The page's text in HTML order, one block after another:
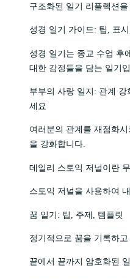
구조화된 일기 리플렉션을
성경 일기 가이드: 팁, 표
성경 일기는 종교 수업 후
대한 감정들을 담는 일기
부부의 사랑 일지: 관계
세요
여러분의 관계를 재점화
을 강화합니다.
데일리 스토익 저널이란
스토익 저널을 사용하여
꿈 일기: 팁, 주제, 템플릿
정기적으로 꿈을 기록하
끝에서 끝까지 암호화된